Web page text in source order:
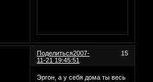
Поделиться 15
2007-
11-21 19:45:51
Эргон, а у себя дома ты весь